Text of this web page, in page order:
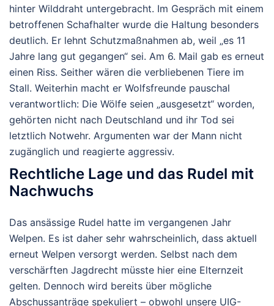
hinter Wilddraht untergebracht. Im Gespräch mit einem
betroffenen Schafhalter wurde die Haltung besonders
deutlich. Er lehnt Schutzmaßnahmen ab, weil „es 11
Jahre lang gut gegangen“ sei. Am 6. Mail gab es erneut
einen Riss. Seither wären die verbliebenen Tiere im
Stall. Weiterhin macht er Wolfsfreunde pauschal
verantwortlich: Die Wölfe seien „ausgesetzt“ worden,
gehörten nicht nach Deutschland und ihr Tod sei
letztlich Notwehr. Argumenten war der Mann nicht
zugänglich und reagierte aggressiv.
Rechtliche Lage und das Rudel mit
Nachwuchs
Das ansässige Rudel hatte im vergangenen Jahr
Welpen. Es ist daher sehr wahrscheinlich, dass aktuell
erneut Welpen versorgt werden. Selbst nach dem
verschärften Jagdrecht müsste hier eine Elternzeit
gelten. Dennoch wird bereits über mögliche
Abschussanträge spekuliert – obwohl unsere UIG-